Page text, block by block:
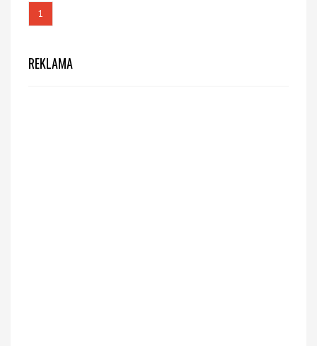
1
REKLAMA